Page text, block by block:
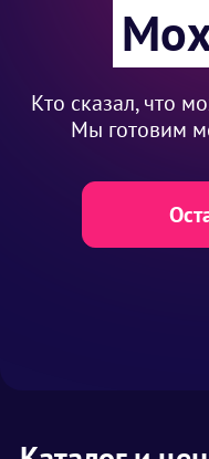
Кто сказал, что
Мы готовим